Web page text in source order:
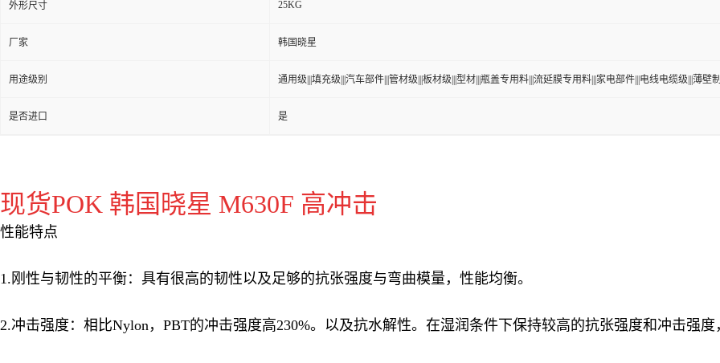
外形尺寸 25KG
厂家 韩国晓星
用途级别 通用级|||填充级|||汽车部件|||管材级|||板材级|||型材|||瓶盖专用料|||流延膜专用料|||家电部件|||电线电缆级|||薄壁
是否进口 是
现货POK 韩国晓星 M630F 高冲击
性能特点
1.刚性与韧性的平衡：具有很高的韧性以及足够的抗张强度与弯曲模量，性能均衡。
2.冲击强度：相比Nylon，PBT的冲击强度高230%。以及抗水解性。在湿润条件下保持较高的抗张强度和冲击强